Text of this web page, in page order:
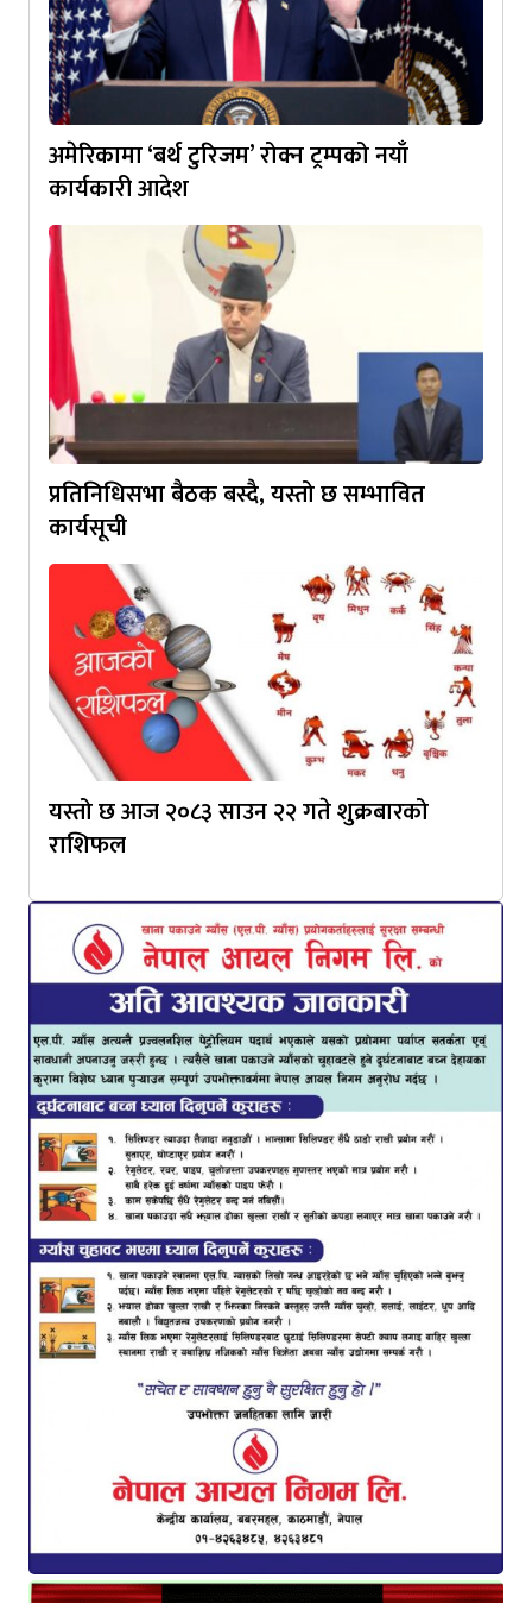
अमेरिकामा ‘बर्थ टुरिजम’ रोक्न ट्रम्पको नयाँ
कार्यकारी आदेश
प्रतिनिधिसभा बैठक बस्दै, यस्तो छ सम्भावित
कार्यसूची
यस्तो छ आज २०८३ साउन २२ गते शुक्रबारको
राशिफल